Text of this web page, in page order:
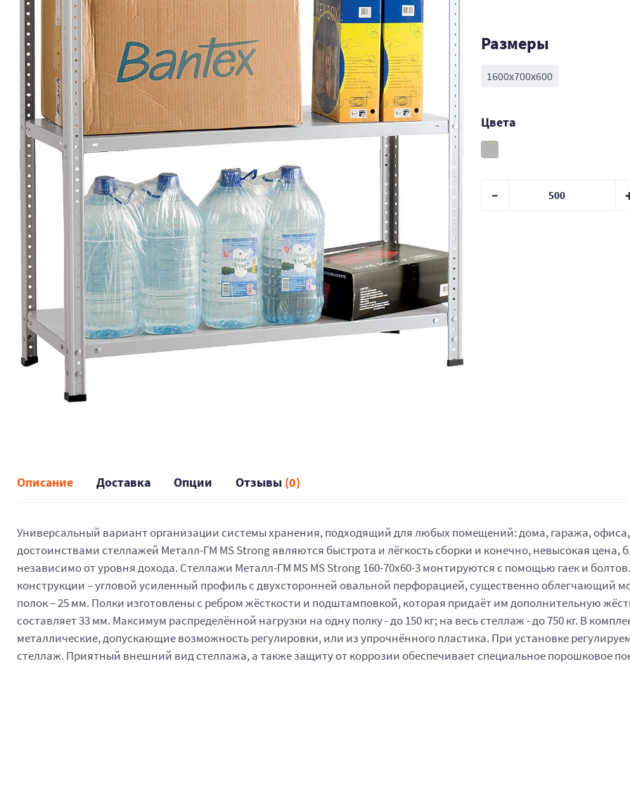
Размеры
1600x700x600
Цвета
Описание Доставка Опции Отзывы (0)
Универсальный вариант организации системы хранения, подходящий для любых помещений: дома, гаража,
достоинствами стеллажей Металл-ГМ MS Strong являются быстрота и лёгкость сборки и конечно, невысокая
независимо от уровня дохода. Стеллажи Металл-ГМ MS MS Strong 160-70x60-3 монтируются с помощью гаек и
конструкции – угловой усиленный профиль с двухсторонней овальной перфорацией, существенно облегчающий
полок – 25 мм. Полки изготовлены с ребром жёсткости и подштамповкой, которая придаёт им дополнительную
составляет 33 мм. Максимум распределённой нагрузки на одну полку - до 150 кг; на весь стеллаж - до 750 кг. В
металлические, допускающие возможность регулировки, или из упрочнённого пластика. При установке
стеллаж. Приятный внешний вид стеллажа, а также защиту от коррозии обеспечивает специальное порошковое